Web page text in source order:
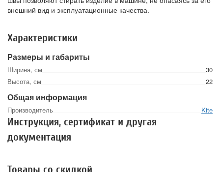
внешний вид и эксплуатационные качества.
Характеристики
Размеры и габариты
Ширина, см
30
Высота, см
22
Общая информация
Производитель Kite
Инструкция, сертификат и другая
документация